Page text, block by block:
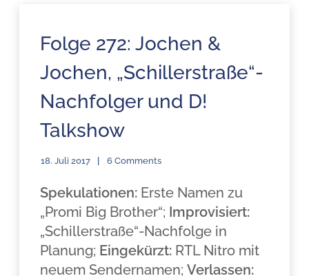
Folge 272: Jochen &
Jochen, „Schillerstraße“-
Nachfolger und D!
Talkshow
18. Juli 2017 6 Comments
Spekulationen: Erste Namen zu
„Promi Big Brother“; Improvisiert:
„Schillerstraße“-Nachfolge in
Planung; Eingekürzt: RTL Nitro mit
neuem Sendernamen;Verlassen: